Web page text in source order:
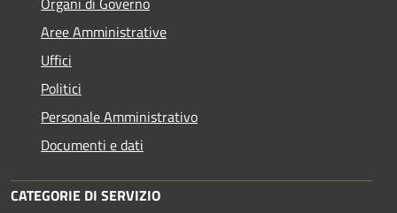
Aree Amministrative
Uffici
Politici
Personale Amministrativo
Documenti e dati
CATEGORIE DI SERVIZIO